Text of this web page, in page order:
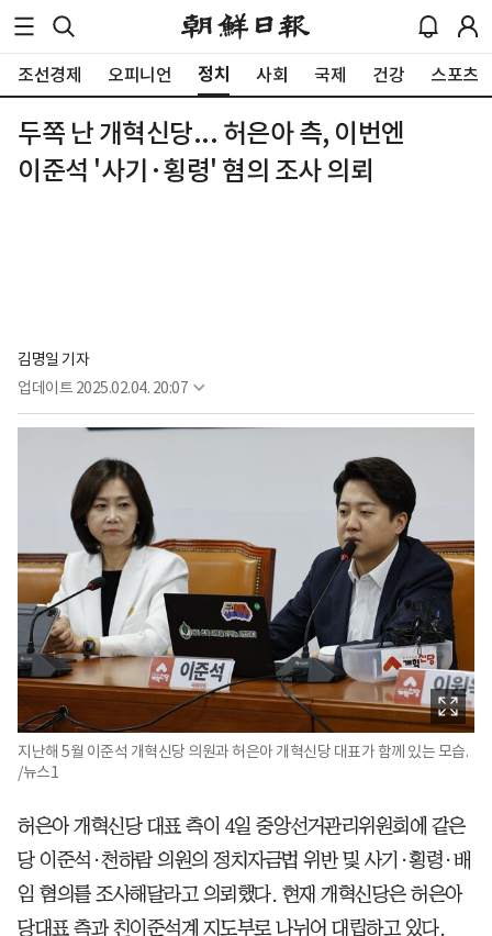
조선경제 오피니언 정치 사회 국제 건강 스포츠
두쪽 난 개혁신당... 허은아 측, 이번엔
이준석 '사기·횡령' 혐의 조사 의뢰
김명일 기자
업데이트 2025.02.04. 20:07
지난해 5월 이준석 개혁신당 의원과 허은아 개혁신당 대표가 함께 있는 모습.
/뉴스1
허은아 개혁신당 대표 측이 4일 중앙선거관리위원회에 같은
당 이준석·천하람 의원의 정치자금법 위반 및 사기·횡령·배
임 혐의를 조사해달라고 의뢰했다. 현재 개혁신당은 허은아
당대표 측과 친이준석계 지도부로 나뉘어 대립하고 있다.